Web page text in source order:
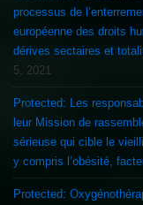
processus de
européenne des droits
dérives sectaires et
5, 2021
Protected: Les
leur Mission de
sérieuse qui cible le
y compris l’obésité,
Protected: